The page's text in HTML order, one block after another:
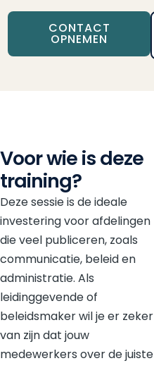
CONTACT
OPNEMEN
Voor wie is deze
training?
Deze sessie is de ideale
investering voor afdelingen
die veel publiceren, zoals
communicatie, beleid en
administratie. Als
leidinggevende of
beleidsmaker wil je er zeker
van zijn dat jouw
medewerkers over de juiste